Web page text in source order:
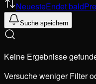
NeuesteEndet bald
Suche speichern
Keine Ergebnisse
Versuche weniger Filter